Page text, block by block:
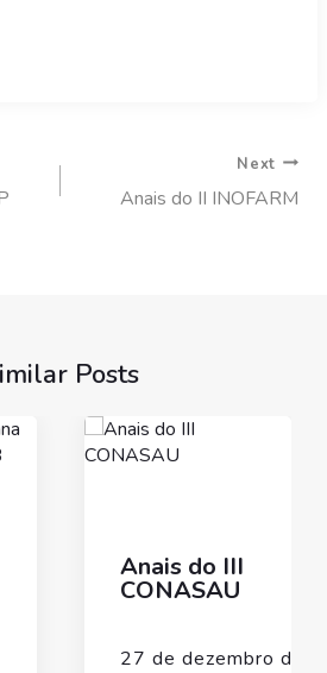
Next
Anais do II INOFARM
Posts
Anais do III
CONASAU
27 de dezembro de